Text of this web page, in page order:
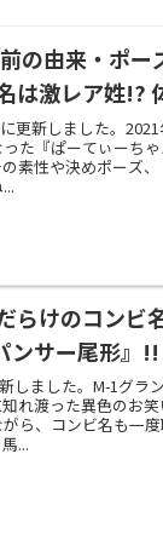
の由来・ポー
は激レア姓!?
更新しました。
た『ぱーてぃーち
素性や決めポーズ
らけのコンビ
ンサー尾形』!!
しました。M-1グラ
れ渡った異色のお
ら、コンビ名も一
...